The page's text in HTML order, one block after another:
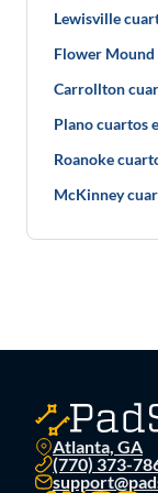
Lewisville
Flower Mound
Carrollton
Plano cuartos
Roanoke
McKinney
Atlanta, GA
(770) 373-